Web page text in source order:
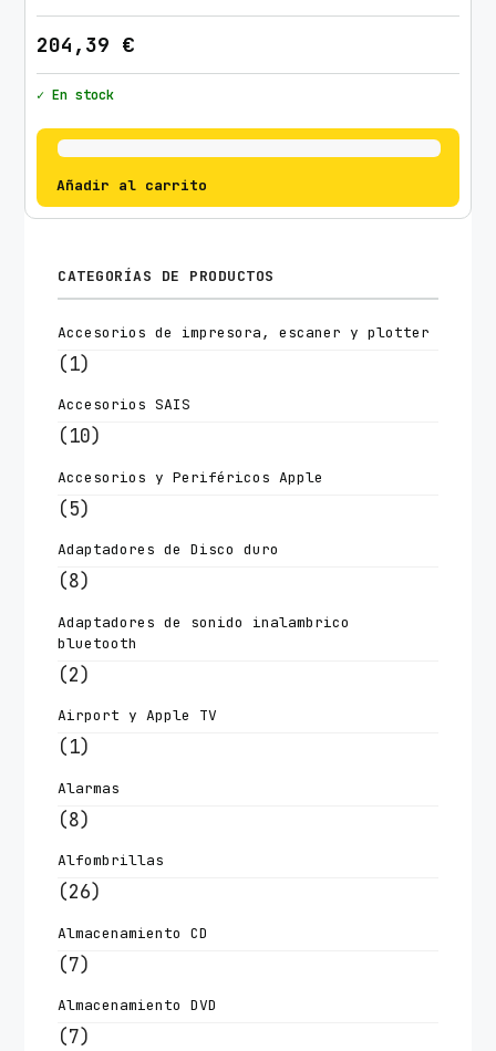
204,39 €
✓ En stock
Añadir al carrito
CATEGORÍAS DE PRODUCTOS
Accesorios de impresora, escaner y plotter
(1)
Accesorios SAIS
(10)
Accesorios y Periféricos Apple
(5)
Adaptadores de Disco duro
(8)
Adaptadores de sonido inalambrico
bluetooth
(2)
Airport y Apple TV
(1)
Alarmas
(8)
Alfombrillas
(26)
Almacenamiento CD
(7)
Almacenamiento DVD
(7)